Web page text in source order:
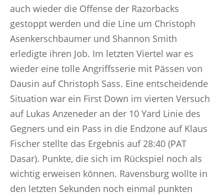
auch wieder die Offense der Razorbacks
gestoppt werden und die Line um Christoph
Asenkerschbaumer und Shannon Smith
erledigte ihren Job. Im letzten Viertel war es
wieder eine tolle Angriffsserie mit Pässen von
Dausin auf Christoph Sass. Eine entscheidende
Situation war ein First Down im vierten Versuch
auf Lukas Anzeneder an der 10 Yard Linie des
Gegners und ein Pass in die Endzone auf Klaus
Fischer stellte das Ergebnis auf 28:40 (PAT
Dasar). Punkte, die sich im Rückspiel noch als
wichtig erweisen können. Ravensburg wollte in
den letzten Sekunden noch einmal punkten